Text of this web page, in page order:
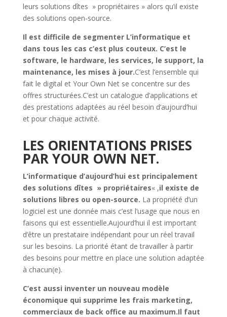
leurs solutions dîtes » propriétaires » alors qu’il existe
des solutions open-source.
Il est difficile de segmenter L’informatique et
dans tous les cas c’est plus couteux. C’est le
software, le hardware, les services, le support, la
maintenance, les mises à jour.C’est l’ensemble qui
fait le digital et Your Own Net se concentre sur des
offres structurées.C’est un catalogue d’applications et
des prestations adaptées au réel besoin d’aujourd’hui
et pour chaque activité.
LES ORIENTATIONS PRISES
PAR YOUR OWN NET.
L’informatique d’aujourd’hui est principalement
des solutions dîtes » propriétaires« ,il existe de
solutions libres ou open-source. La propriété d’un
logiciel est une donnée mais c’est l’usage que nous en
faisons qui est essentielle.Aujourd’hui il est important
d’être un prestataire indépendant pour un réel travail
sur les besoins. La priorité étant de travailler à partir
des besoins pour mettre en place une solution adaptée
à chacun(e).
C’est aussi inventer un nouveau modèle
économique qui supprime les frais marketing,
commerciaux de back office au maximum.Il faut